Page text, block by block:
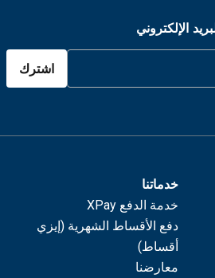
الإلكتروني
اشترك
خدماتنا
خدمة الدفع XPay
دفع الأقساط الشهرية (إيزي
أقساط)
معارضنا